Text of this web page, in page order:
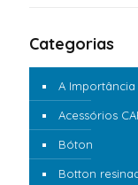
Categorias
A
Acessórios
Bóton
Botton